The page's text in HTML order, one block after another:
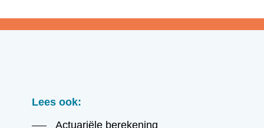
Lees ook:
Actuariële berekening